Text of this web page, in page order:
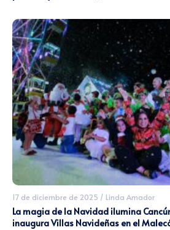
17 de diciembre de 2025 / Linda Amador
La magia de la Navidad ilumina
inaugura Villas Navideñas en el